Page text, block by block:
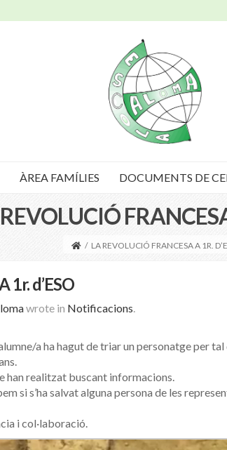
ÀREA FAMÍLIES DOCUMENTS DE
/ LA REVOLUCIÓ FRANCESA A 1R.
1r. d’ESO
wrote in Notificacions.
a ha hagut de triar un personatge per
han realitzat buscant informacions.
si s’ha salvat alguna persona de les
i col·laboració.